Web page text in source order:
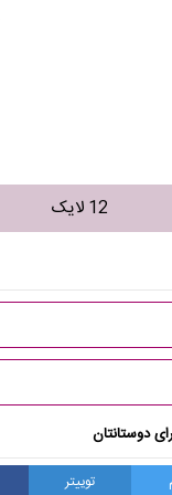
12 لایک
دوستانتان
توییتر